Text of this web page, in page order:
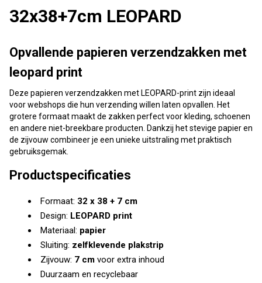
32x38+7cm LEOPARD
Opvallende papieren verzendzakken met
leopard print
Deze papieren verzendzakken met LEOPARD-print zijn ideaal
voor webshops die hun verzending willen laten opvallen. Het
grotere formaat maakt de zakken perfect voor kleding, schoenen
en andere niet-breekbare producten. Dankzij het stevige papier en
de zijvouw combineer je een unieke uitstraling met praktisch
gebruiksgemak.
Productspecificaties
Formaat: 32 x 38 + 7 cm
Design: LEOPARD print
Materiaal: papier
Sluiting: zelfklevende plakstrip
Zijvouw: 7 cm voor extra inhoud
Duurzaam en recyclebaar